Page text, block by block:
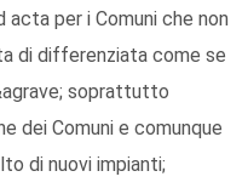
per i Comuni che non
di differenziata come se
soprattutto
dei Comuni e comunque
di nuovi impianti;